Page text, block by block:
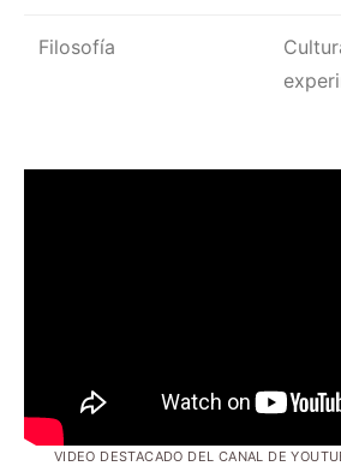
Filosofía
VIDEO DESTACADO DEL CANAL DE